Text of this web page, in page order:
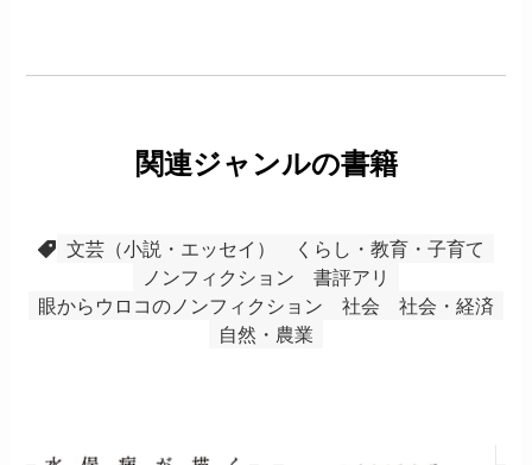
関連ジャンルの書籍
文芸（小説・エッセイ）
くらし・教育・子育て
ノンフィクション
書評アリ
眼からウロコのノンフィクション
社会
社会・経済
自然・農業